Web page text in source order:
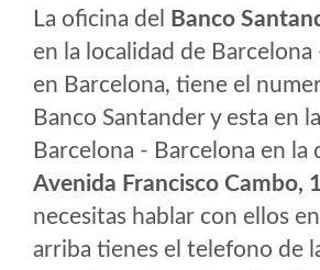
La oficina del Banco
en la localidad de Barcelona
en Barcelona, tiene el
Banco Santander y esta en
Barcelona - Barcelona en la
Avenida Francisco Cambo,
necesitas hablar con ellos
arriba tienes el telefono de